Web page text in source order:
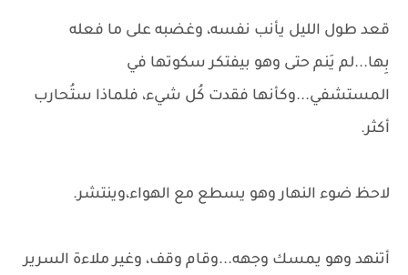
قعد طول الليل يأنب نفسه، وغضبه على ما فعله
بِها...لم يَنم حتى وهو بيفتكر سكوتها في
المستشفي...وكأنها فقدت كُل شيء، فلماذا ستُحارب
أكثر.
لاحظ ضوء النهار وهو يسطع مع الهواء،وينتشر.
أتنهد وهو يمسك وجهه...وقام وقف، وغير ملاءة السرير